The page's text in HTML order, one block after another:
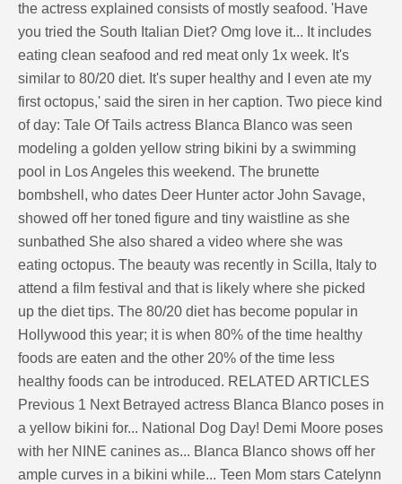
the actress explained consists of mostly seafood. 'Have
you tried the South Italian Diet? Omg love it... It includes
eating clean seafood and red meat only 1x week. It's
similar to 80/20 diet. It's super healthy and I even ate my
first octopus,' said the siren in her caption. Two piece kind
of day: Tale Of Tails actress Blanca Blanco was seen
modeling a golden yellow string bikini by a swimming
pool in Los Angeles this weekend. The brunette
bombshell, who dates Deer Hunter actor John Savage,
showed off her toned figure and tiny waistline as she
sunbathed She also shared a video where she was
eating octopus. The beauty was recently in Scilla, Italy to
attend a film festival and that is likely where she picked
up the diet tips. The 80/20 diet has become popular in
Hollywood this year; it is when 80% of the time healthy
foods are eaten and the other 20% of the time less
healthy foods can be introduced. RELATED ARTICLES
Previous 1 Next Betrayed actress Blanca Blanco poses in
a yellow bikini for... National Dog Day! Demi Moore poses
with her NINE canines as... Blanca Blanco shows off her
ample curves in a bikini while... Teen Mom stars Catelynn